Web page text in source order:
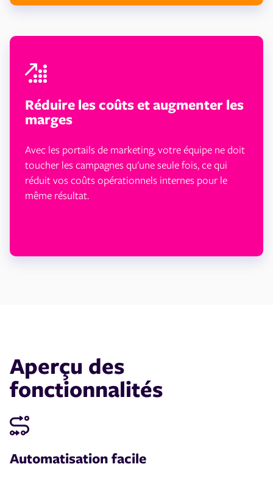
Réduire les coûts et augmenter les
marges
Avec les portails de marketing, votre équipe ne doit
toucher les campagnes qu'une seule fois, ce qui
réduit vos coûts opérationnels internes pour le
même résultat.
Aperçu des
fonctionnalités
Automatisation facile